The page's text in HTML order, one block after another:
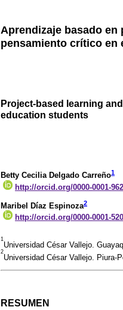
Aprendizaje basado
pensamiento crítico en
Project-based learning
education students
Betty Cecilia Delgado Carreño1
http://orcid.org/0000-0001-
Maribel Díaz Espinoza2
http://orcid.org/0000-0001-
1
Universidad César Vallejo.
2
Universidad César Vallejo. Piura-
RESUMEN